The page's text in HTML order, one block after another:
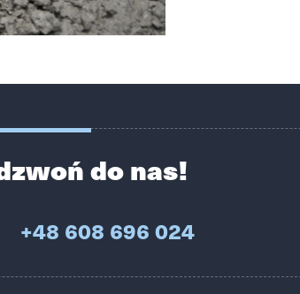
do nas!
+48 608 696 024